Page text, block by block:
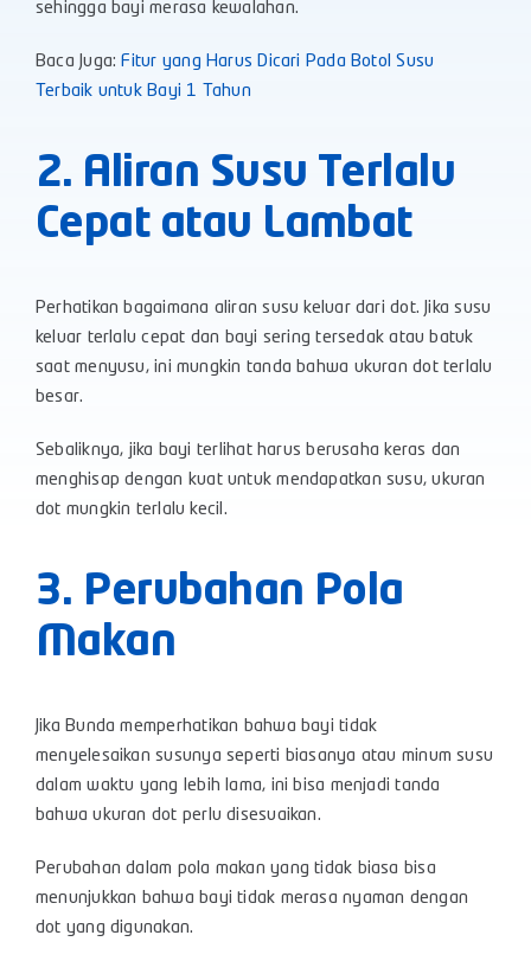
sehingga bayi merasa kewalahan.
Baca Juga:Fitur yang Harus Dicari Pada Botol Susu
Terbaik untuk Bayi 1 Tahun
2. Aliran Susu Terlalu
Cepat atau Lambat
Perhatikan bagaimana aliran susu keluar dari dot. Jika susu
keluar terlalu cepat dan bayi sering tersedak atau batuk
saat menyusu, ini mungkin tanda bahwa ukuran dot terlalu
besar.
Sebaliknya, jika bayi terlihat harus berusaha keras dan
menghisap dengan kuat untuk mendapatkan susu, ukuran
dot mungkin terlalu kecil.
3. Perubahan Pola
Makan
Jika Bunda memperhatikan bahwa bayi tidak
menyelesaikan susunya seperti biasanya atau minum susu
dalam waktu yang lebih lama, ini bisa menjadi tanda
bahwa ukuran dot perlu disesuaikan.
Perubahan dalam pola makan yang tidak biasa bisa
menunjukkan bahwa bayi tidak merasa nyaman dengan
dot yang digunakan.